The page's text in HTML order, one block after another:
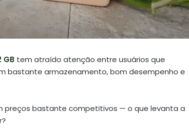
GB tem atraído atenção entre usuários que
bastante armazenamento, bom desempenho e
preços bastante competitivos — o que levanta a